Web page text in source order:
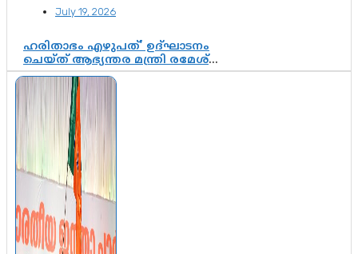
July 19, 2026
ഹരിതാഭം എഴുപത്’ ഉദ്ഘാടനം
ചെയ്ത് ആഭ്യന്തര മന്ത്രി രമേശ്
ചെന്നിത്തല; ആർ. ഹരികുമാറിന്റെ
സപ്തതി ആഘോഷങ്ങൾക്ക്
പ്രൗഢമായ തുടക്കം